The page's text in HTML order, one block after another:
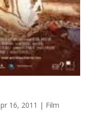
16, 2011 | Film